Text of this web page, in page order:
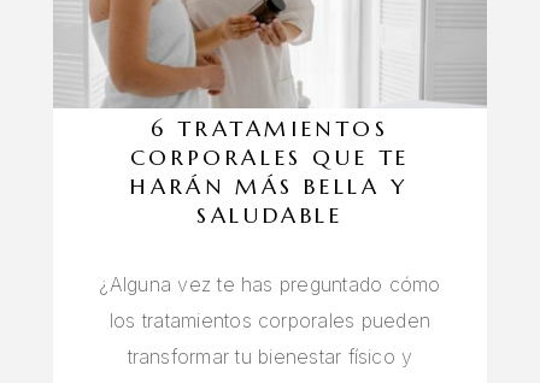
6 TRATAMIENTOS
CORPORALES QUE TE
HARÁN MÁS BELLA Y
SALUDABLE
¿Alguna vez te has preguntado cómo
los tratamientos corporales pueden
transformar tu bienestar físico y